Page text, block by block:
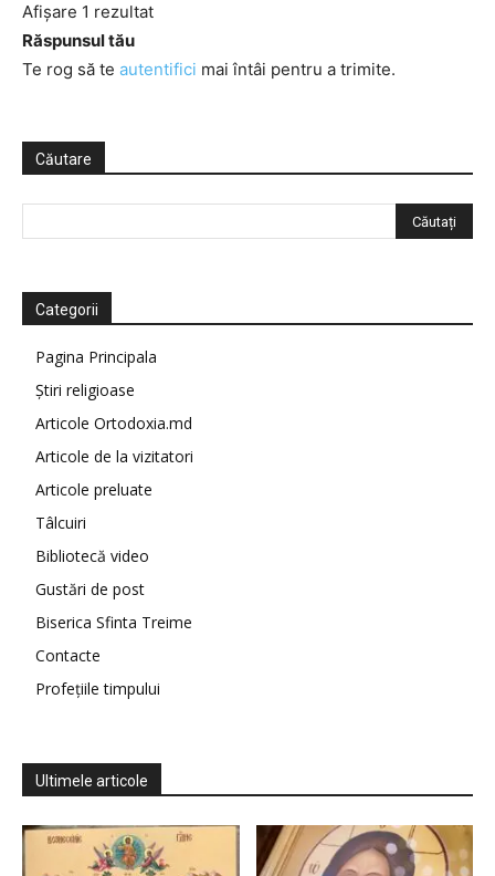
Afișare 1 rezultat
Răspunsul tău
Te rog să te autentifici mai întâi pentru a trimite.
Căutare
Categorii
Pagina Principala
Știri religioase
Articole Ortodoxia.md
Articole de la vizitatori
Articole preluate
Tâlcuiri
Bibliotecă video
Gustări de post
Biserica Sfinta Treime
Contacte
Profețiile timpului
Ultimele articole